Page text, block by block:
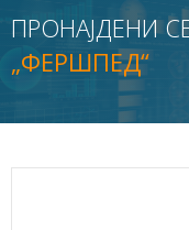
ФИНАНСИИ
БАНКАРСТВО
ЖИВОТ
ПРОНАЈДЕНИ
„ФЕРШПЕД“